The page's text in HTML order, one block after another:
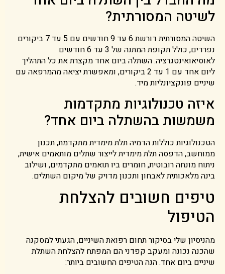
לשיטה המסורתית?
השיטה המסורתית דורשת 6 עד 9 חודשים עם 5 עד 7 ביקורים
נפרדים, כולל תקופת המתנה של 3 עד 6 חודשים
לאוסיאואינטגרציה. השתלה ביום אחד מקצרת את כל התהליך
ליום אחד עם 1 עד 2 ביקורים, ומאפשרת יציאה מהמרפאה עם
שיניים פונקציונליות מיד.
איזה טכנולוגיות מתקדמות
משמשות בהשתלה ביום אחד?
הטכנולוגיות כוללות הדמיה תלת מימדית מתקדמת, תכנון
ממוחשב, הדפסה תלת מימדית לייצור שתלים מותאמים אישית,
ניתוח מונחה רובוטית, חומרים ביו תואמים מתקדמים, ושילוב
בינה מלאכותית לאבחון ותכנון מדויק של מיקום השתלים.
טיפים חשובים להצלחת
הטיפול
מהניסיון שלי בסיקור תחום רפואת השיניים, הגעתי למסקנה
שהכנה נכונה ומעקב קפדני הם המפתח להצלחת השתלת
שיניים ביום אחד. הנה הטיפים החשובים ביותר: